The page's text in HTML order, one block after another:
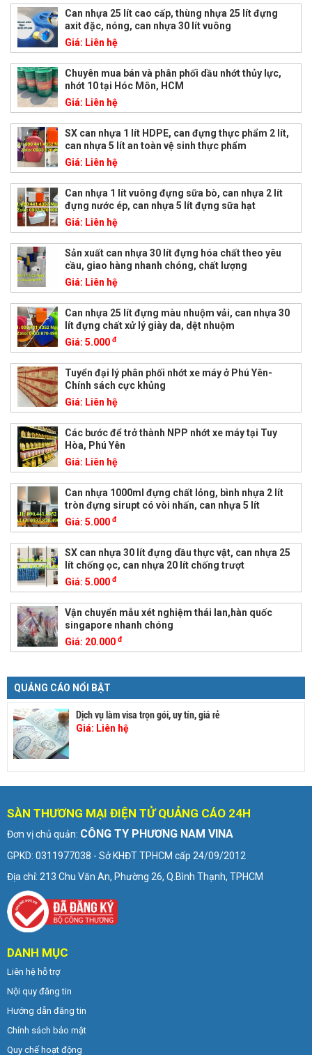
Can nhựa 25 lít cao cấp, thùng nhựa 25 lít đựng
axit đặc, nóng, can nhựa 30 lít vuông
Giá: Liên hệ
Chuyên mua bán và phân phối dầu nhớt thủy lực,
nhớt 10 tại Hóc Môn, HCM
Giá: Liên hệ
SX can nhựa 1 lít HDPE, can đựng thực phẩm 2 lít,
can nhựa 5 lít an toàn vệ sinh thực phẩm
Giá: Liên hệ
Can nhựa 1 lít vuông đựng sữa bò, can nhựa 2 lít
đựng nước ép, can nhựa 5 lít đựng sữa hạt
Giá: Liên hệ
Sản xuất can nhựa 30 lít đựng hóa chất theo yêu
cầu, giao hàng nhanh chóng, chất lượng
Giá: Liên hệ
Can nhựa 25 lít đựng màu nhuộm vải, can nhựa 30
lít đựng chất xử lý giày da, dệt nhuộm
Giá: 5.000 đ
Tuyển đại lý phân phối nhớt xe máy ở Phú Yên-
Chính sách cực khủng
Giá: Liên hệ
Các bước để trở thành NPP nhớt xe máy tại Tuy
Hòa, Phú Yên
Giá: Liên hệ
Can nhựa 1000ml đựng chất lỏng, bình nhựa 2 lít
tròn đựng sirupt có vòi nhấn, can nhựa 5 lít
Giá: 5.000 đ
SX can nhựa 30 lít đựng dầu thực vật, can nhựa 25
lít chống ọc, can nhựa 20 lít chống trượt
Giá: 5.000 đ
Vận chuyển mẫu xét nghiệm thái lan,hàn quốc
singapore nhanh chóng
Giá: 20.000 đ
QUẢNG CÁO NỔI BẬT
Dịch vụ làm visa trọn gói, uy tín, giá rẻ
Giá: Liên hệ
SÀN THƯƠNG MẠI ĐIỆN TỬ QUẢNG CÁO 24H
Đơn vị chủ quản: CÔNG TY PHƯƠNG NAM VINA
GPKD: 0311977038 - Sở KHĐT TPHCM cấp 24/09/2012
Địa chỉ: 213 Chu Văn An, Phường 26, Q.Bình Thạnh, TPHCM
DANH MỤC
Liên hệ hỗ trợ
Nội quy đăng tin
Hướng dẫn đăng tin
Chính sách bảo mật
Quy chế hoạt động